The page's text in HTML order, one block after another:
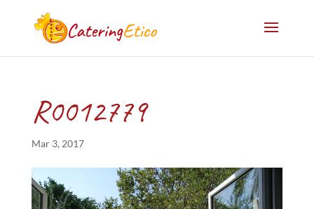
R0012779
Mar 3, 2017